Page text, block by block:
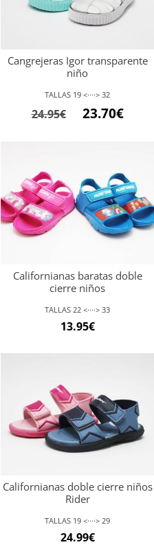
Cangrejeras Igor transparente
niño
TALLAS 19 <····> 32
24.95€
El
24.95€.
23.70€El
23.70€.
Californianas baratas doble
cierre niños
TALLAS 22 <····> 33
13.95€
Californianas doble cierre niños
Rider
TALLAS 19 <····> 29
24.99€